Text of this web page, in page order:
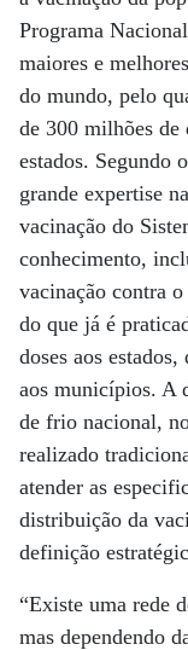
Programa
maiores e
do mundo, pelo
de 300 milhões de
estados. Segundo
grande expertise
vacinação do
conhecimento,
vacinação contra
do que já é
doses aos
aos municípios. A
de frio nacional,
realizado
atender as
distribuição da
definição
“Existe uma rede
mas dependendo